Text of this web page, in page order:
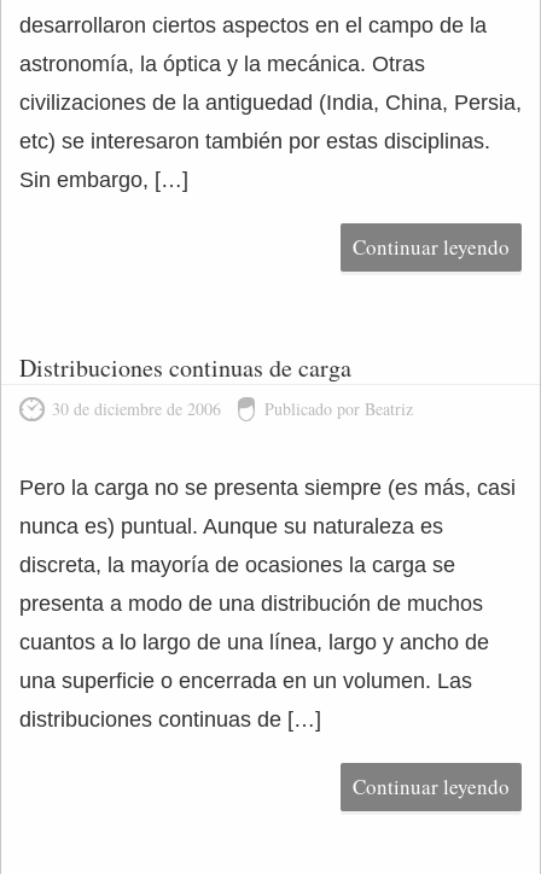
desarrollaron ciertos aspectos en el campo de la
astronomía, la óptica y la mecánica. Otras
civilizaciones de la antiguedad (India, China, Persia,
etc) se interesaron también por estas disciplinas.
Sin embargo, […]
Continuar leyendo
Distribuciones continuas de carga
30 de diciembre de 2006 Publicado por Beatriz
Pero la carga no se presenta siempre (es más, casi
nunca es) puntual. Aunque su naturaleza es
discreta, la mayoría de ocasiones la carga se
presenta a modo de una distribución de muchos
cuantos a lo largo de una línea, largo y ancho de
una superficie o encerrada en un volumen. Las
distribuciones continuas de […]
Continuar leyendo